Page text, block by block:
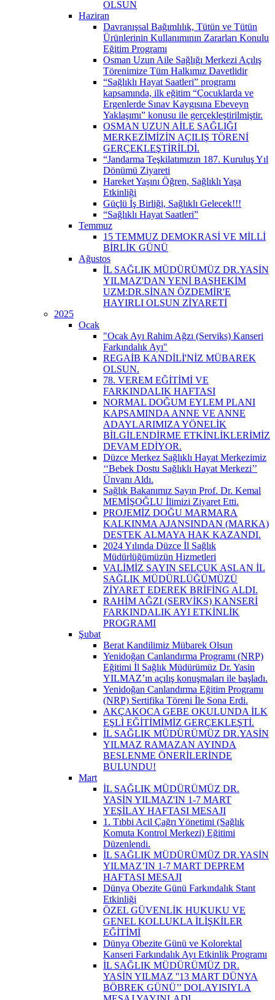
OLSUN
Haziran
Davranışsal Bağımlılık, Tütün ve Tütün
Ürünlerinin Kullanımının Zararları Konulu
Eğitim Programı
Osman Uzun Aile Sağlığı Merkezi Açılış
Törenimize Tüm Halkımız Davetlidir
“Sağlıklı Hayat Saatleri” programı
kapsamında, ilk eğitim “Çocuklarda ve
Ergenlerde Sınav Kaygısına Ebeveyn
Yaklaşımı” konusu ile gerçekleştirilmiştir.
OSMAN UZUN AİLE SAĞLIĞI
MERKEZİMİZİN AÇILIŞ TÖRENİ
GERÇEKLEŞTİRİLDİ.
“Jandarma Teşkilatımızın 187. Kuruluş Yıl
Dönümü Ziyareti
Hareket Yaşını Öğren, Sağlıklı Yaşa
Etkinliği
Güçlü İş Birliği, Sağlıklı Gelecek!!!
“Sağlıklı Hayat Saatleri”
Temmuz
15 TEMMUZ DEMOKRASİ VE MİLLİ
BİRLİK GÜNÜ
Ağustos
İL SAĞLIK MÜDÜRÜMÜZ DR.YASİN
YILMAZ'DAN YENİ BAŞHEKİM
UZM:DR.SİNAN ÖZDEMİR'E
HAYIRLI OLSUN ZİYARETİ
2025
Ocak
"Ocak Ayı Rahim Ağzı (Serviks) Kanseri
Farkındalık Ayı"
REGAİB KANDİLİ'NİZ MÜBAREK
OLSUN.
78. VEREM EĞİTİMİ VE
FARKINDALIK HAFTASI
NORMAL DOĞUM EYLEM PLANI
KAPSAMINDA ANNE VE ANNE
ADAYLARIMIZA YÖNELİK
BİLGİLENDİRME ETKİNLİKLERİMİZ
DEVAM EDİYOR.
Düzce Merkez Sağlıklı Hayat Merkezimiz
‘‘Bebek Dostu Sağlıklı Hayat Merkezi’’
Ünvanı Aldı.
Sağlık Bakanımız Sayın Prof. Dr. Kemal
MEMİŞOĞLU İlimizi Ziyaret Etti.
PROJEMİZ DOĞU MARMARA
KALKINMA AJANSINDAN (MARKA)
DESTEK ALMAYA HAK KAZANDI.
2024 Yılında Düzce İl Sağlık
Müdürlüğümüzün Hizmetleri
VALİMİZ SAYIN SELÇUK ASLAN İL
SAĞLIK MÜDÜRLÜĞÜMÜZÜ
ZİYARET EDEREK BRİFİNG ALDI.
RAHİM AĞZI (SERVİKS) KANSERİ
FARKINDALIK AYI ETKİNLİK
PROGRAMI
Şubat
Berat Kandilimiz Mübarek Olsun
Yenidoğan Canlandırma Programı (NRP)
Eğitimi İl Sağlık Müdürümüz Dr. Yasin
YILMAZ’ın açılış konuşmaları ile başladı.
Yenidoğan Canlandırma Eğitim Programı
(NRP) Sertifika Töreni İle Sona Erdi.
AKÇAKOCA GEBE OKULUNDA İLK
EŞLİ EĞİTİMİMİZ GERÇEKLEŞTİ.
İL SAĞLIK MÜDÜRÜMÜZ DR.YASİN
YILMAZ RAMAZAN AYINDA
BESLENME ÖNERİLERİNDE
BULUNDU!
Mart
İL SAĞLIK MÜDÜRÜMÜZ DR.
YASİN YILMAZ'IN 1-7 MART
YEŞİLAY HAFTASI MESAJI
1. Tıbbi Acil Çağrı Yönetimi (Sağlık
Komuta Kontrol Merkezi) Eğitimi
Düzenlendi.
İL SAĞLIK MÜDÜRÜMÜZ DR.YASİN
YILMAZ’IN 1-7 MART DEPREM
HAFTASI MESAJI
Dünya Obezite Günü Farkındalık Stant
Etkinliği
ÖZEL GÜVENLİK HUKUKU VE
GENEL KOLLUKLA İLİŞKİLER
EĞİTİMİ
Dünya Obezite Günü ve Kolorektal
Kanseri Farkındalık Ayı Etkinlik Programı
İL SAĞLIK MÜDÜRÜMÜZ DR.
YASİN YILMAZ ''13 MART DÜNYA
BÖBREK GÜNÜ’’ DOLAYISIYLA